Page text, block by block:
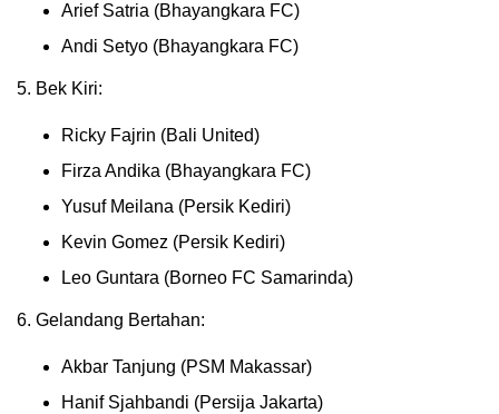
Arief Satria (Bhayangkara FC)
Andi Setyo (Bhayangkara FC)
5. Bek Kiri:
Ricky Fajrin (Bali United)
Firza Andika (Bhayangkara FC)
Yusuf Meilana (Persik Kediri)
Kevin Gomez (Persik Kediri)
Leo Guntara (Borneo FC Samarinda)
6. Gelandang Bertahan:
Akbar Tanjung (PSM Makassar)
Hanif Sjahbandi (Persija Jakarta)